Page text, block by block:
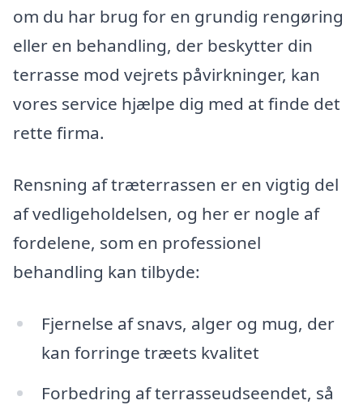
om du har brug for en grundig rengøring
eller en behandling, der beskytter din
terrasse mod vejrets påvirkninger, kan
vores service hjælpe dig med at finde det
rette firma.
Rensning af træterrassen er en vigtig del
af vedligeholdelsen, og her er nogle af
fordelene, som en professionel
behandling kan tilbyde:
Fjernelse af snavs, alger og mug, der
kan forringe træets kvalitet
Forbedring af terrasseudseendet, så